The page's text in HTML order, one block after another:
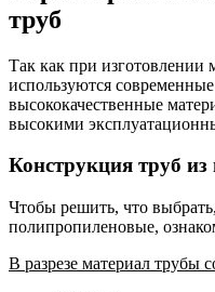
труб
Так как при изготовлении
используются
высококачественные
высокими
Конструкция труб из
Чтобы решить, что
полипропиленовые,
В разрезе материал трубы